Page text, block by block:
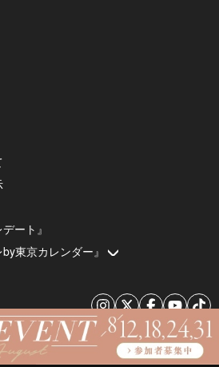
ート』
東京カレンダー』
© 2026 by Tokyo Calendar, Inc.